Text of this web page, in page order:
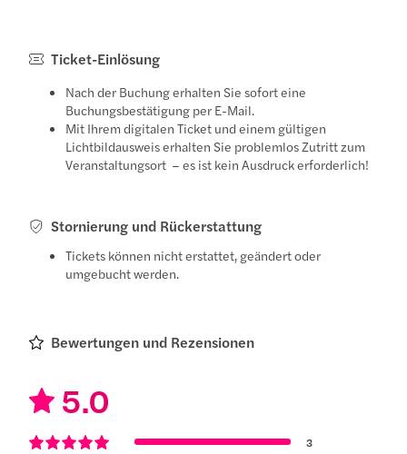
Ticket-Einlösung
Nach der Buchung erhalten Sie sofort eine
Buchungsbestätigung per E-Mail.
Mit Ihrem digitalen Ticket und einem gültigen
Lichtbildausweis erhalten Sie problemlos Zutritt zum
Veranstaltungsort – es ist kein Ausdruck erforderlich!
Stornierung und Rückerstattung
Tickets können nicht erstattet, geändert oder
umgebucht werden.
Bewertungen und Rezensionen
5.0
3